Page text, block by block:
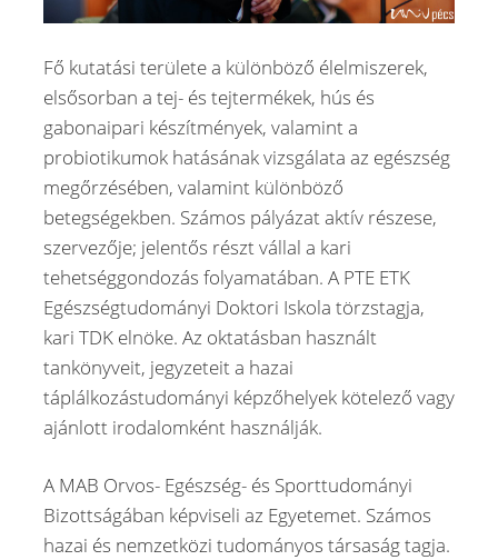
Fő kutatási területe a különböző élelmiszerek,
elsősorban a tej- és tejtermékek, hús és
gabonaipari készítmények, valamint a
probiotikumok hatásának vizsgálata az egészség
megőrzésében, valamint különböző
betegségekben. Számos pályázat aktív részese,
szervezője; jelentős részt vállal a kari
tehetséggondozás folyamatában. A PTE ETK
Egészségtudományi Doktori Iskola törzstagja,
kari TDK elnöke. Az oktatásban használt
tankönyveit, jegyzeteit a hazai
táplálkozástudományi képzőhelyek kötelező vagy
ajánlott irodalomként használják.
A MAB Orvos- Egészség- és Sporttudományi
Bizottságában képviseli az Egyetemet. Számos
hazai és nemzetközi tudományos társaság tagja.